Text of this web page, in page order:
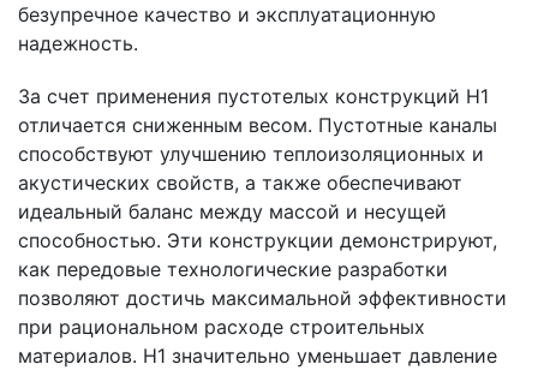
безупречное качество и эксплуатационную
надежность.
За счет применения пустотелых конструкций H1
отличается сниженным весом. Пустотные каналы
способствуют улучшению теплоизоляционных и
акустических свойств, а также обеспечивают
идеальный баланс между массой и несущей
способностью. Эти конструкции демонстрируют,
как передовые технологические разработки
позволяют достичь максимальной эффективности
при рациональном расходе строительных
материалов. H1 значительно уменьшает давление